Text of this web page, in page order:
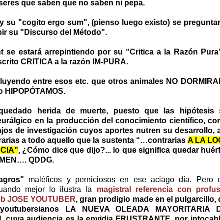
que saben que no saben ni pepa.
su "cogito ergo sum", (pienso luego existo) se
su "Discurso del Método".
se estará arrepintiendo por su “Critica a la Razón
CRITICA a la razón IM-PURA.
entre esos etc. que otros animales NO
herida de muerte, puesto que las hipótesis
en la producción del conocimiento científico,
de investigación cuyos aportes nutren su desarrollo,
a todo aquello que la sustenta “…contrarias A LA
, ¿Cómo dice que dijo?... lo que significa quedar
QDDG.
maléficos y perniciosos en ese aciago día. Pero
mejor lo ilustra la magistral referencia con
JOSE YOUTUBER, gran prodigio made en el pulgarcillo,
LA NUEVA OLEADA MAYORITARIA